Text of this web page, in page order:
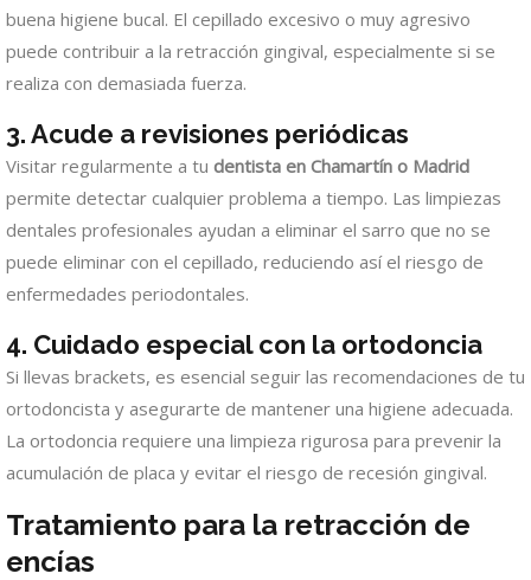
buena higiene bucal. El cepillado excesivo o muy agresivo
puede contribuir a la retracción gingival, especialmente si se
realiza con demasiada fuerza.
3. Acude a revisiones periódicas
Visitar regularmente a tu dentista en Chamartín o Madrid
permite detectar cualquier problema a tiempo. Las limpiezas
dentales profesionales ayudan a eliminar el sarro que no se
puede eliminar con el cepillado, reduciendo así el riesgo de
enfermedades periodontales.
4. Cuidado especial con la ortodoncia
Si llevas brackets, es esencial seguir las recomendaciones de tu
ortodoncista y asegurarte de mantener una higiene adecuada.
La ortodoncia requiere una limpieza rigurosa para prevenir la
acumulación de placa y evitar el riesgo de recesión gingival.
Tratamiento para la retracción de
encías